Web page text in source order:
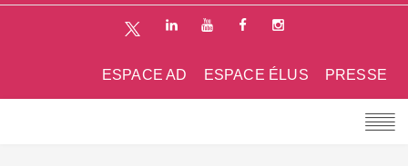
PRESSE
ESPACE ÉLUS
ESPACE AD